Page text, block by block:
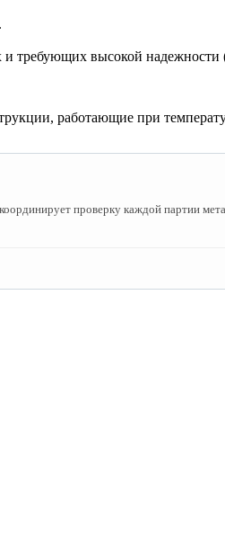
и требующих высокой
работающие при
проверку каждой партии